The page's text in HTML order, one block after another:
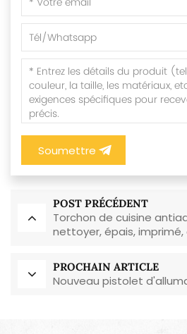
Soumettre
POST PRÉCÉDENT
Torchon de cuisine
nettoyer, épais, imprimé,
PROCHAIN ARTICLE
Nouveau pistolet